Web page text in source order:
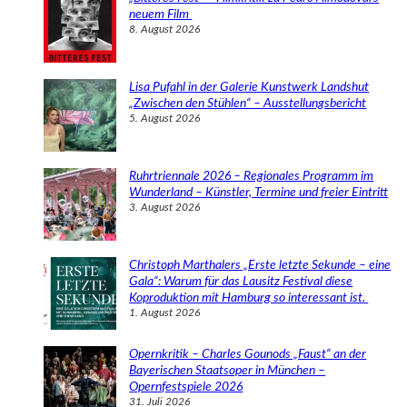
neuem Film
8. August 2026
Lisa Pufahl in der Galerie Kunstwerk Landshut
„Zwischen den Stühlen“ – Ausstellungsbericht
5. August 2026
Ruhrtriennale 2026 – Regionales Programm im
Wunderland – Künstler, Termine und freier Eintritt
3. August 2026
Christoph Marthalers „Erste letzte Sekunde – eine
Gala“: Warum für das Lausitz Festival diese
Koproduktion mit Hamburg so interessant ist.
1. August 2026
Opernkritik – Charles Gounods „Faust“ an der
Bayerischen Staatsoper in München –
Opernfestspiele 2026
31. Juli 2026